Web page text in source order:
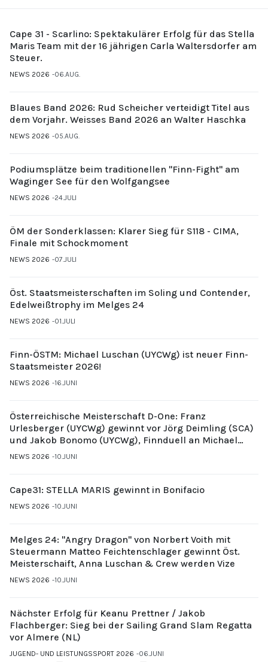
Cape 31 - Scarlino: Spektakulärer Erfolg für das Stella
Maris Team mit der 16 jährigen Carla Waltersdorfer am
Steuer.
NEWS 2026 06.AUG.
Blaues Band 2026: Rud Scheicher verteidigt Titel aus
dem Vorjahr. Weisses Band 2026 an Walter Haschka
NEWS 2026 05.AUG.
Podiumsplätze beim traditionellen "Finn-Fight" am
Waginger See für den Wolfgangsee
NEWS 2026 24.JULI
ÖM der Sonderklassen: Klarer Sieg für S118 - CIMA,
Finale mit Schockmoment
NEWS 2026 07.JULI
Öst. Staatsmeisterschaften im Soling und Contender,
Edelweißtrophy im Melges 24
NEWS 2026 01.JULI
Finn-ÖSTM: Michael Luschan (UYCWg) ist neuer Finn-
Staatsmeister 2026!
NEWS 2026 16.JUNI
Österreichische Meisterschaft D-One: Franz
Urlesberger (UYCWg) gewinnt vor Jörg Deimling (SCA)
und Jakob Bonomo (UYCWg), Finnduell an Michael
Gubi (UYCMo)
NEWS 2026 10.JUNI
Cape31: STELLA MARIS gewinnt in Bonifacio
NEWS 2026 10.JUNI
Melges 24: "Angry Dragon" von Norbert Voith mit
Steuermann Matteo Feichtenschlager gewinnt Öst.
Meisterschaift, Anna Luschan & Crew werden Vize
NEWS 2026 10.JUNI
Nächster Erfolg für Keanu Prettner / Jakob
Flachberger: Sieg bei der Sailing Grand Slam Regatta
vor Almere (NL)
JUGEND- UND LEISTUNGSSPORT 2026 06.JUNI